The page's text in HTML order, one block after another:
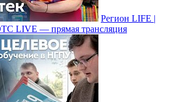
Регион LIFE |
LIVE — прямая трансляция